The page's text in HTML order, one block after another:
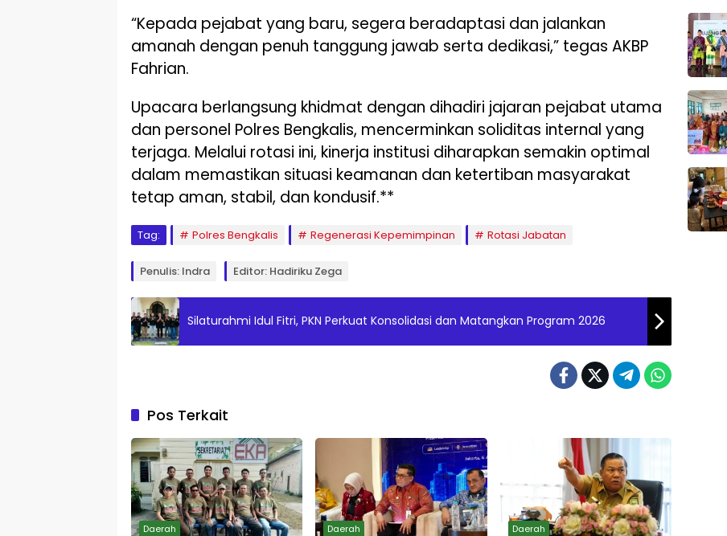
“Kepada pejabat yang baru, segera beradaptasi dan jalankan
amanah dengan penuh tanggung jawab serta dedikasi,” tegas AKBP
Fahrian.
Upacara berlangsung khidmat dengan dihadiri jajaran pejabat utama
dan personel Polres Bengkalis, mencerminkan soliditas internal yang
terjaga. Melalui rotasi ini, kinerja institusi diharapkan semakin optimal
dalam memastikan situasi keamanan dan ketertiban masyarakat
tetap aman, stabil, dan kondusif.**
Tag: Polres Bengkalis Regenerasi Kepemimpinan Rotasi Jabatan
Penulis: Indra Editor: Hadiriku Zega
Silaturahmi Idul Fitri, PKN Perkuat Konsolidasi dan Matangkan Program 2026
Pos Terkait
Daerah Daerah Daerah